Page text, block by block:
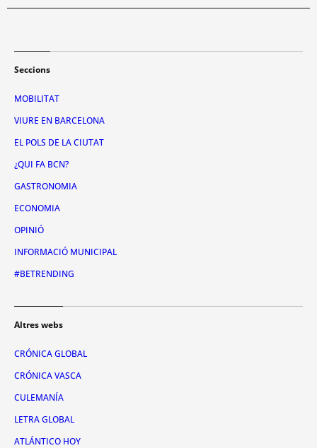
Seccions
MOBILITAT
VIURE EN BARCELONA
EL POLS DE LA CIUTAT
¿QUI FA BCN?
GASTRONOMIA
ECONOMIA
OPINIÓ
INFORMACIÓ MUNICIPAL
#BETRENDING
Altres webs
CRÓNICA GLOBAL
CRÓNICA VASCA
CULEMANÍA
LETRA GLOBAL
ATLÁNTICO HOY